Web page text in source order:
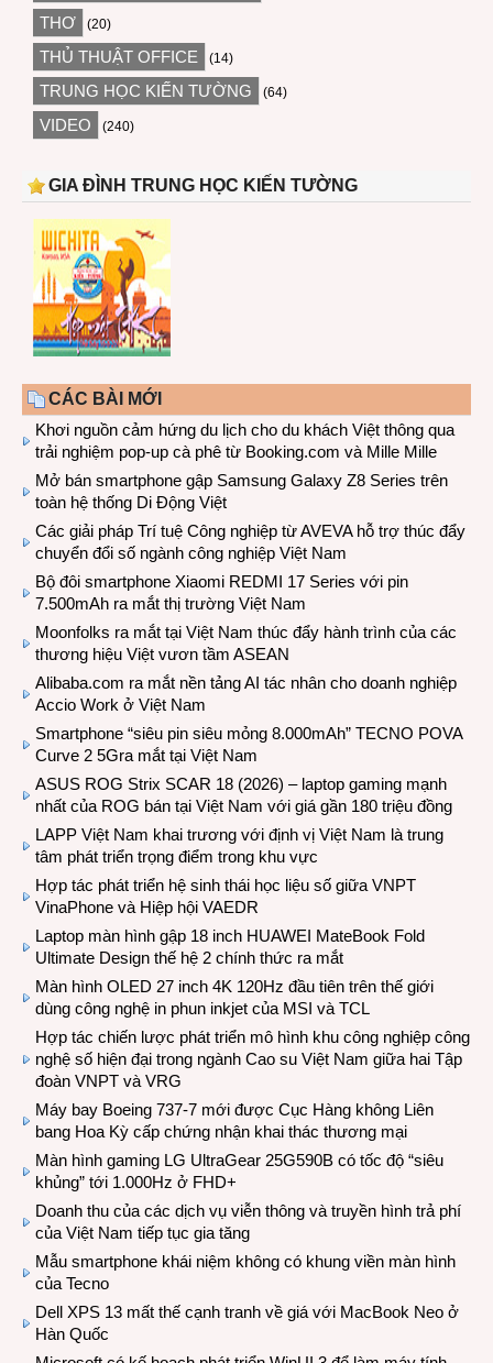
THƠ (20)
THỦ THUẬT OFFICE (14)
TRUNG HỌC KIẾN TƯỜNG (64)
VIDEO (240)
GIA ĐÌNH TRUNG HỌC KIẾN TƯỜNG
CÁC BÀI MỚI
Khơi nguồn cảm hứng du lịch cho du khách Việt thông qua
trải nghiệm pop-up cà phê từ Booking.com và Mille Mille
Mở bán smartphone gập Samsung Galaxy Z8 Series trên
toàn hệ thống Di Động Việt
Các giải pháp Trí tuệ Công nghiệp từ AVEVA hỗ trợ thúc đẩy
chuyển đổi số ngành công nghiệp Việt Nam
Bộ đôi smartphone Xiaomi REDMI 17 Series với pin
7.500mAh ra mắt thị trường Việt Nam
Moonfolks ra mắt tại Việt Nam thúc đẩy hành trình của các
thương hiệu Việt vươn tầm ASEAN
Alibaba.com ra mắt nền tảng AI tác nhân cho doanh nghiệp
Accio Work ở Việt Nam
Smartphone “siêu pin siêu mỏng 8.000mAh” TECNO POVA
Curve 2 5Gra mắt tại Việt Nam
ASUS ROG Strix SCAR 18 (2026) – laptop gaming mạnh
nhất của ROG bán tại Việt Nam với giá gần 180 triệu đồng
LAPP Việt Nam khai trương với định vị Việt Nam là trung
tâm phát triển trọng điểm trong khu vực
Hợp tác phát triển hệ sinh thái học liệu số giữa VNPT
VinaPhone và Hiệp hội VAEDR
Laptop màn hình gập 18 inch HUAWEI MateBook Fold
Ultimate Design thế hệ 2 chính thức ra mắt
Màn hình OLED 27 inch 4K 120Hz đầu tiên trên thế giới
dùng công nghệ in phun inkjet của MSI và TCL
Hợp tác chiến lược phát triển mô hình khu công nghiệp công
nghệ số hiện đại trong ngành Cao su Việt Nam giữa hai Tập
đoàn VNPT và VRG
Máy bay Boeing 737-7 mới được Cục Hàng không Liên
bang Hoa Kỳ cấp chứng nhận khai thác thương mại
Màn hình gaming LG UltraGear 25G590B có tốc độ “siêu
khủng” tới 1.000Hz ở FHD+
Doanh thu của các dịch vụ viễn thông và truyền hình trả phí
của Việt Nam tiếp tục gia tăng
Mẫu smartphone khái niệm không có khung viền màn hình
của Tecno
Dell XPS 13 mất thế cạnh tranh về giá với MacBook Neo ở
Hàn Quốc